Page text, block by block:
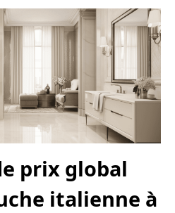
prix global
italienne à